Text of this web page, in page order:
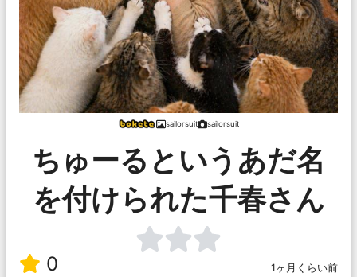
sailorsuit sailorsuit
ちゅーるというあだ名
を付けられた千春さん
0 1ヶ月くらい前